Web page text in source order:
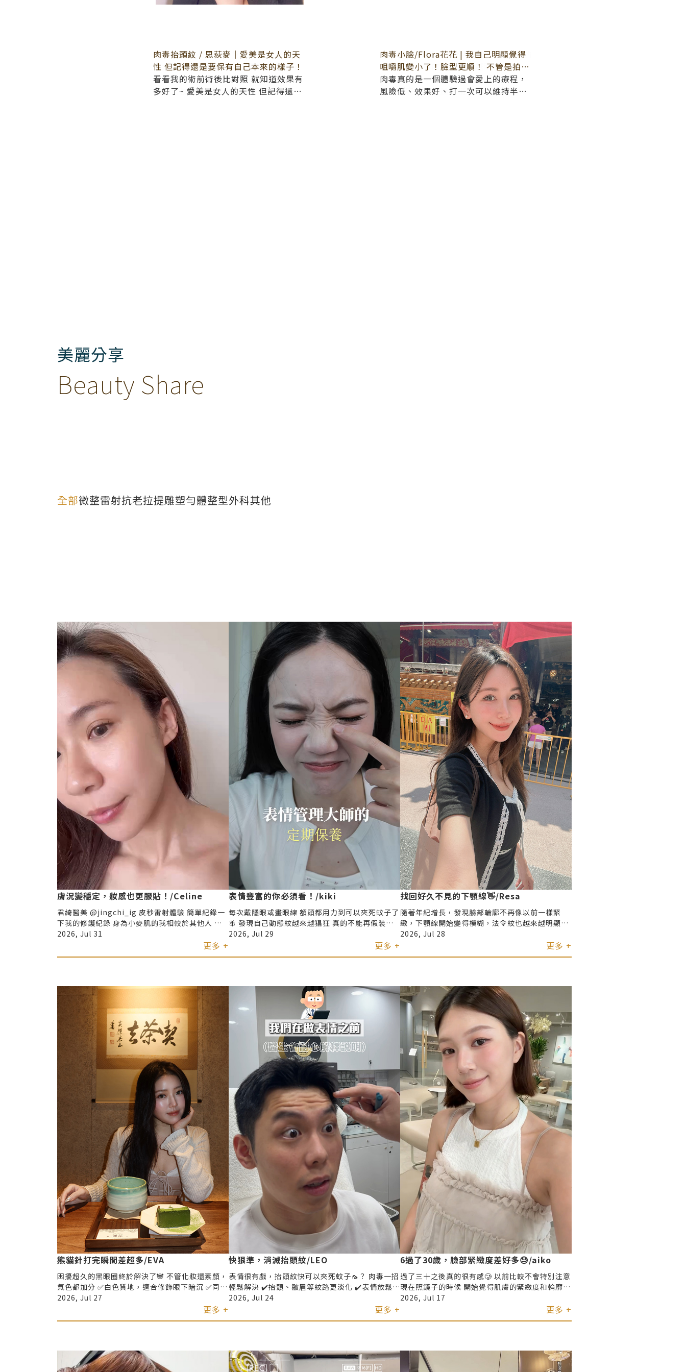
肉毒抬頭紋 / 思荻麥｜愛美是女人的天
性 但記得還是要保有自己本來的樣子！
看看我的術前術後比對照 就知道效果有
多好了~ 愛美是女人的天性 但記得還是
玻尿酸淚溝蘋果肌 / 黛熙｜打完之後，
大大降低照片和本人素顏及化妝的落差
感
現在打完之後，大大降低照片和本人素
顏及化妝的落差感，化妝不用再費心機
肉毒小臉/Flora花花 | 我自己明顯覺得
咀嚼肌變小了！臉型更順！ 不管是拍
照、錄影片、上節目，都幫我節省了很
多化妝修容時間
肉毒真的是一個體驗過會愛上的療程，
風險低、效果好、打一次可以維持半年
玻尿酸/CC | 歲月真的很無情，眼周下的
凹陷跟法令紋的地方越來越明顯，趁疫
情緩解時，約了 #君綺醫美診所看診
療程結束後，其實就能很明顯看出效
果。回家的隔天臉有稍微腫一點，大概
美麗分享
Beauty Share
全部微整雷射抗老拉提雕塑勻體整型外科其他
膚況變穩定，妝感也更服貼！/Celine
君綺醫美 @jingchi_ig 皮秒雷射體驗 簡單紀錄一
下我的修護紀錄 身為小麥肌的我相較於其他人 其
實更在意膚色不均、看起來很暗沉 所以這類療程
保養 我自己是這樣做的 第一至三天：高濃度純保
就回到日常保養的節奏 以上屬於個人體驗與修護紀
錄分享 如果你也在觀望醫美保養 建議先諮詢專業
醫師評估 找到適合自己的方式 🤍
2026, Jul 31
更多 +
表情豐富的你必須看！/kiki
每次戴隱眼或畫眼線 額頭都用力到可以夾死蚊子了
🪰 發現自己動態紋越來越猖狂 真的不能再假裝看
不見～ 這次定期保養一樣是去 君綺醫美找伍詠聰
鼻紋、魚尾紋跟下巴✨ 不得不說把這些緊繃的表情
我的表情救星📸 （大家如果有需要，還是要自己預
約去給專業醫師評估喔！）
2026, Jul 29
更多 +
找回好久不見的下顎線👋/Resa
隨著年紀增長，發現臉部輪廓不再像以前一樣緊
緻，下顎線開始變得模糊，法令紋也越來越明顯。
為了改善肌膚鬆弛問題，我選擇到「君綺醫美
@jingchi_ig 」體驗近期非常受矚目的韓國
「10THERMA 十蓓電波」療程。 療程前最擔心的
快，舒服到差點睡著😅 打完當下最讓我驚喜的是下
顎線真的變得很明顯，原本鬆弛的輪廓有被向上提
拉的感覺。之後幾週隨著膠原蛋白持續增生，眼周
細紋跟法令紋也逐漸變得不明顯，整體膚質大大加
分！ 另外一點很加分的是術後幾乎沒有明顯紅腫，
恢復期非常短，當天就能正常上妝與工作，對於生
活忙碌的人來說相當方便。 姊妹們若希望透過非侵
入式療程改善細紋、提升肌膚緊緻度，十蓓電波確
實是一個非常值得的選項！
2026, Jul 28
更多 +
熊貓針打完瞬間差超多/EVA
困擾超久的黑眼圈終於解決了🐼 不管化妝還素顏，
氣色都加分 ✅白色質地，適合修飾眼下暗沉 ✅同時
改善淚溝與疲憊感 ✅眼周調整自然細緻，不容易有
2026, Jul 27
更多 +
快狠準，消滅抬頭紋/LEO
表情很有戲，抬頭紋快可以夾死蚊子🦟？ 肉毒一招
輕鬆解決 ✔️抬頭、皺眉等紋路更淡化 ✔️表情放鬆但
不僵硬 ✔️臉部線條更乾淨俐落
2026, Jul 24
更多 +
6過了30歲，臉部緊緻度差好多😓/aiko
過了三十之後真的很有感🥲 以前比較不會特別注意
現在照鏡子的時候 開始覺得肌膚的緊緻度和輪廓線
條 好像跟以前不太一樣了 所以在生日之前 決定來
君綺醫美 @jingchi_ig 體驗十蓓電波！！！ 因為
比較在意線條感及輪廓 所以醫生建議這次500發主
當然每個人的感受不一樣 但以我自己來說 是可以
放鬆完成療程的程度！ 整個過程大約半小時就完成
2026, Jul 17
更多 +